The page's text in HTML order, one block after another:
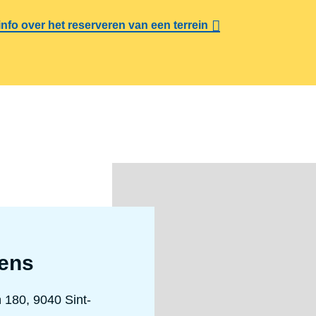
over het reserveren van een terrein
180, 9040 Sint-